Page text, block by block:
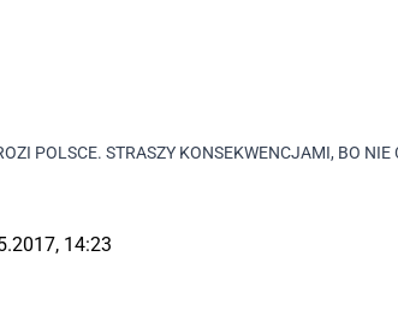
POLSCE. STRASZY KONSEKWENCJAMI, BO NIE
14:23